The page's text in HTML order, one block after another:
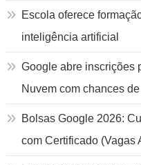
Escola oferece
inteligência artificial
Google abre inscrições
Nuvem com chances
Bolsas Google 2026:
com Certificado (Vagas